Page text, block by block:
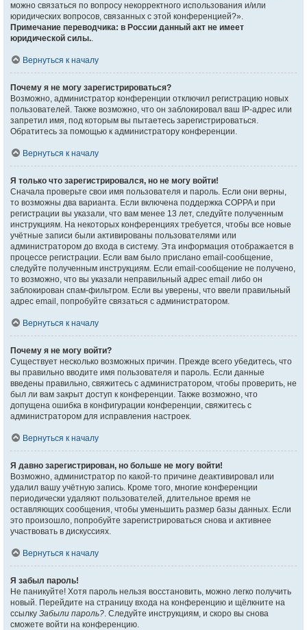
можно связаться по вопросу некорректного использования и/или
юридических вопросов, связанных с этой конференцией?».
Примечание переводчика: в России данный акт не имеет
юридической силы..
Вернуться к началу
Почему я не могу зарегистрироваться?
Возможно, администратор конференции отключил регистрацию новых
пользователей. Также возможно, что он заблокировал ваш IP-адрес или
запретил имя, под которым вы пытаетесь зарегистрироваться.
Обратитесь за помощью к администратору конференции.
Вернуться к началу
Я только что зарегистрировался, но не могу войти!
Сначала проверьте свои имя пользователя и пароль. Если они верны,
то возможны два варианта. Если включена поддержка COPPA и при
регистрации вы указали, что вам менее 13 лет, следуйте полученным
инструкциям. На некоторых конференциях требуется, чтобы все новые
учётные записи были активированы пользователями или
администратором до входа в систему. Эта информация отображается в
процессе регистрации. Если вам было прислано email-сообщение,
следуйте полученным инструкциям. Если email-сообщение не получено,
то возможно, что вы указали неправильный адрес email либо он
заблокирован спам-фильтром. Если вы уверены, что ввели правильный
адрес email, попробуйте связаться с администратором.
Вернуться к началу
Почему я не могу войти?
Существует несколько возможных причин. Прежде всего убедитесь, что
вы правильно вводите имя пользователя и пароль. Если данные
введены правильно, свяжитесь с администратором, чтобы проверить, не
был ли вам закрыт доступ к конференции. Также возможно, что
допущена ошибка в конфигурации конференции, свяжитесь с
администратором для исправления настроек.
Вернуться к началу
Я давно зарегистрирован, но больше не могу войти!
Возможно, администратор по какой-то причине деактивировал или
удалил вашу учётную запись. Кроме того, многие конференции
периодически удаляют пользователей, длительное время не
оставляющих сообщения, чтобы уменьшить размер базы данных. Если
это произошло, попробуйте зарегистрироваться снова и активнее
участвовать в дискуссиях.
Вернуться к началу
Я забыл пароль!
Не паникуйте! Хотя пароль нельзя восстановить, можно легко получить
новый. Перейдите на страницу входа на конференцию и щёлкните на
ссылку Забыли пароль?. Следуйте инструкциям, и скоро вы снова
сможете войти на конференцию.